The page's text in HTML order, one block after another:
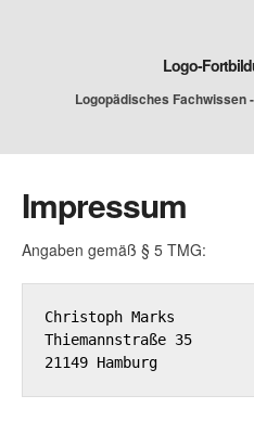
Logo-
Logopädisches Fachwissen
Impressum
Angaben gemäß § 5 TMG:
Christoph Marks
Thiemannstraße 35
21149 Hamburg